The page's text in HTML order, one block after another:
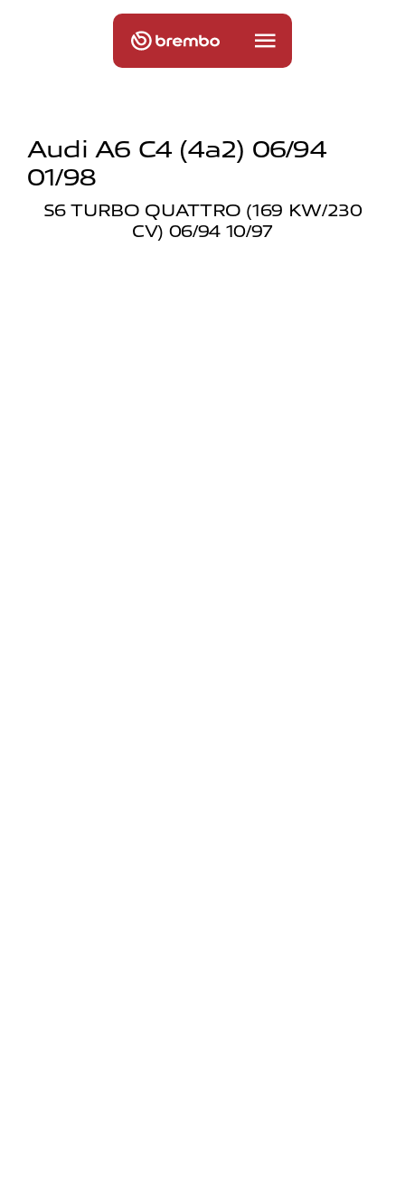
Audi A6 C4 (4a2) 06/94
01/98
S6 TURBO QUATTRO (169 KW/230
CV) 06/94 10/97